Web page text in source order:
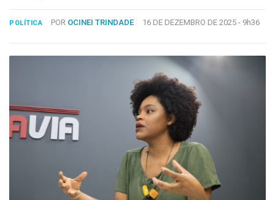
2024
Tecnologia
Sistemas
POLÍTICA POR OCINEI TRINDADE 16 DE DEZEMBRO DE 2025 - 9h36